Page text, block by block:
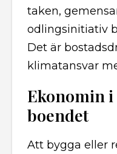
taken,
odlingsinitiativ
Det är
klimatansvar
Ekonomin
boendet
Att bygga eller